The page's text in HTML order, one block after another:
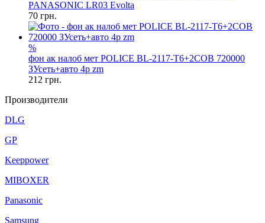
PANASONIC LR03 Evolta
70 грн.
%
фон ак налоб мет POLICE BL-2117-T6+2COB 720000
ЗУсеть+авто 4р zm
212 грн.
Производители
DLG
GP
Keeppower
MIBOXER
Panasonic
Samsung